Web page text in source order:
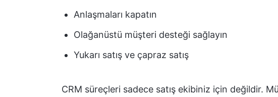
Anlaşmaları kapatın
Olağanüstü müşteri desteği sağlayın
Yukarı satış ve çapraz satış
CRM süreçleri sadece satış ekibiniz için değildir.